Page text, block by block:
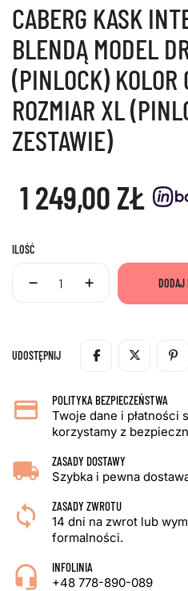
CABERG KASK
BLENDĄ MODEL
(PINLOCK) KOLOR
ROZMIAR XL
ZESTAWIE)
1 249,00 ZŁ
ILOŚĆ
DODAJ
UDOSTĘPNIJ
POLITYKA BEZPIECZEŃSTWA
Twoje dane i płatności
korzystamy z
ZASADY DOSTAWY
Szybka i pewna
ZASADY ZWROTU
14 dni na zwrot lub
formalności.
INFOLINIA
+48 778-890-089